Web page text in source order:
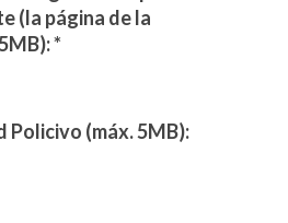
(la página de la
*
Policivo (máx. 5MB):